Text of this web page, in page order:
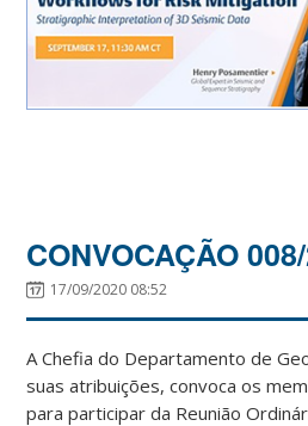
CONVOCAÇÃO
17/09/2020 08:52
A Chefia do Departamento de
suas atribuições, convoca os
para participar da Reunião